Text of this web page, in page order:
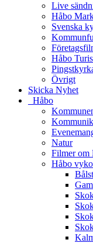
Live
Håbo
Svenska
Håbo
Övrigt
Skicka Nyhet
_Håbo
Natur
Filmer om
Håbo